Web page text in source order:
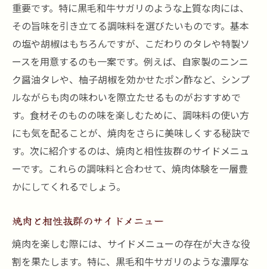
重要です。特に黒毛和牛サガリのような上質な肉には、
その旨味を引き立てる調味料を選びたいものです。基本
の塩や胡椒はもちろんですが、こだわりのタレや特製ソ
ースを用意するのも一案です。例えば、自家製のニンニ
ク醤油タレや、柚子胡椒を効かせたポン酢など、シンプ
ルながらも肉の味わいを際立たせるものがおすすめで
す。食材そのものの味を楽しむために、調味料の使い方
にも気を配ることが、焼肉をさらに美味しくする秘訣で
す。次に紹介するのは、焼肉と相性抜群のサイドメニュ
ーです。これらの調味料と合わせて、焼肉体験を一層豊
かにしてくれるでしょう。
焼肉と相性抜群のサイドメニュー
焼肉を楽しむ際には、サイドメニューの存在が大きな役
割を果たします。特に、黒毛和牛サガリのような濃厚な